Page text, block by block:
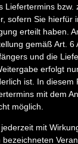
Liefertermins bzw.
sofern Sie hierfür
erteilt haben.
gemäß Art. 6
und die
erfolgt
ist. In diesem
mit dem
möglich.
mit